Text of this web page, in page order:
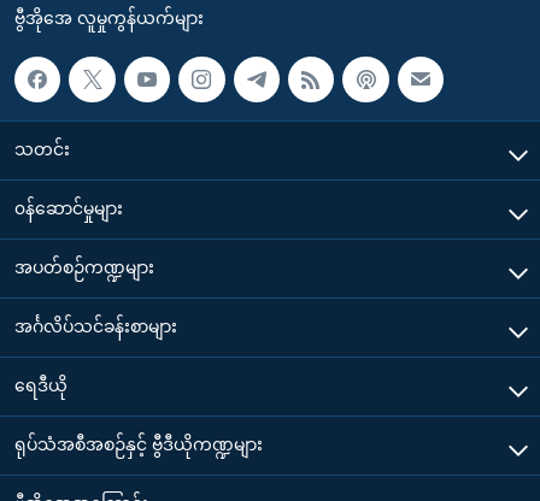
ဗွီအိုအေ လူမှုကွန်ယက်များ
သတင်း
၀န်ဆောင်မှုများ
အပတ်စဉ်ကဏ္ဍများ
အင်္ဂလိပ်သင်ခန်းစာများ
ရေဒီယို
ရုပ်သံအစီအစဉ်နှင့် ဗွီဒီယိုကဏ္ဍများ